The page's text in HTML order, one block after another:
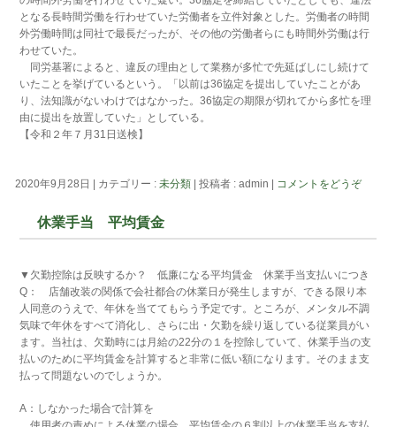
となる長時間労働を行わせていた労働者を立件対象とした。労働者の時間
外労働時間は同社で最長だったが、その他の労働者らにも時間外労働は行
わせていた。
同労基署によると、違反の理由として業務が多忙で先延ばしにし続けて
いたことを挙げているという。「以前は36協定を提出していたことがあ
り、法知識がないわけではなかった。36協定の期限が切れてから多忙を理
由に提出を放置していた」としている。
【令和２年７月31日送検】
2020年9月28日 カテゴリー :未分類 |投稿者 : admin コメントをどうぞ
休業手当 平均賃金
▼欠勤控除は反映するか？ 低廉になる平均賃金 休業手当支払いにつき
Q： 店舗改装の関係で会社都合の休業日が発生しますが、できる限り本
人同意のうえで、年休を当ててもらう予定です。ところが、メンタル不調
気味で年休をすべて消化し、さらに出・欠勤を繰り返している従業員がい
ます。当社は、欠勤時には月給の22分の１を控除していて、休業手当の支
払いのために平均賃金を計算すると非常に低い額になります。そのまま支
払って問題ないのでしょうか。
A：しなかった場合で計算を
使用者の責めによる休業の場合、平均賃金の６割以上の休業手当を支払